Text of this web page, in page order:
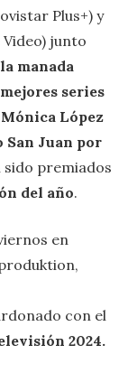
Plus+) y
Video) junto
manada
mejores series
Mónica López
San Juan por
sido premiados
del año.
en
con el
2024.